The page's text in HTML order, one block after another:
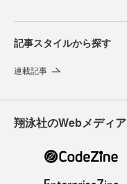
記事スタイルから探す
連載記事
翔泳社のWebメディア